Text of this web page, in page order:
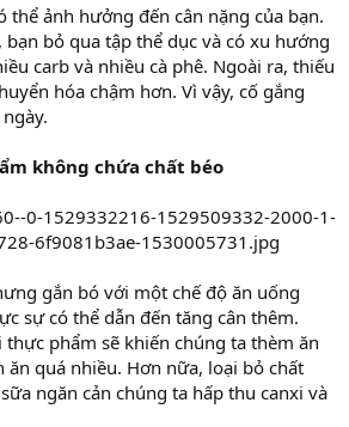
thể ảnh hưởng đến cân nặng của bạn.
bỏ qua tập thể dục và có xu hướng
carb và nhiều cà phê. Ngoài ra, thiếu
hóa chậm hơn. Vì vậy, cố gắng
không chứa chất béo
gắn bó với một chế độ ăn uống
sự có thể dẫn đến tăng cân thêm.
thực phẩm sẽ khiến chúng ta thèm ăn
ăn quá nhiều. Hơn nữa, loại bỏ chất
ngăn cản chúng ta hấp thu canxi và